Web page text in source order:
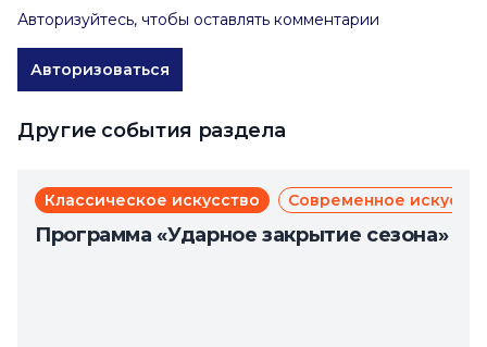
Авторизуйтесь, чтобы оставлять комментарии
Авторизоваться
Другие события раздела
Классическое искусство Современное
Программа «Ударное закрытие сезона»